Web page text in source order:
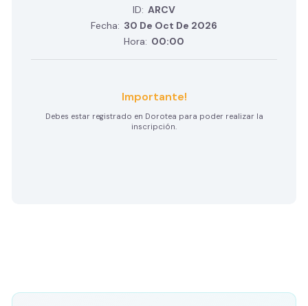
ID: ARCV
Fecha: 30 De Oct De 2026
Hora: 00:00
Importante!
Debes estar registrado en Dorotea para poder realizar la
inscripción.